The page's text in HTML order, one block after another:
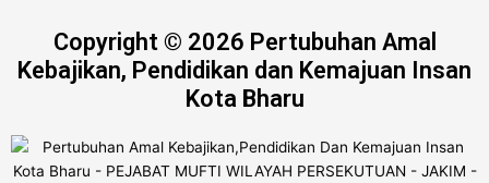
Copyright © 2026 Pertubuhan Amal
Kebajikan, Pendidikan dan Kemajuan Insan
Kota Bharu